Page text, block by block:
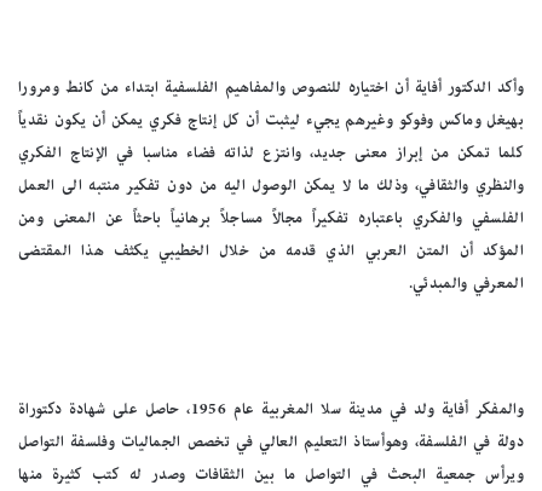
وأكد الدكتور أفاية أن اختياره للنصوص والمفاهيم الفلسفية ابتداء من كانط ومرورا
بهيغل وماكس وفوكو وغيرهم يجيء ليثبت أن كل إنتاج فكري يمكن أن يكون نقدياً
كلما تمكن من إبراز معنى جديد، وانتزع لذاته فضاء مناسبا في الإنتاج الفكري
والنظري والثقافي، وذلك ما لا يمكن الوصول اليه من دون تفكير منتبه الى العمل
الفلسفي والفكري باعتباره تفكيراً مجالاً مساجلاً برهانياً باحثاً عن المعنى ومن
المؤكد أن المتن العربي الذي قدمه من خلال الخطيبي يكثف هذا المقتضى
المعرفي والمبدئي.
والمفكر أفاية ولد في مدينة سلا المغربية عام 1956، حاصل على شهادة دكتوراة
دولة في الفلسفة، وهوأستاذ التعليم العالي في تخصص الجماليات وفلسفة التواصل
ويرأس جمعية البحث في التواصل ما بين الثقافات وصدر له كتب كثيرة منها